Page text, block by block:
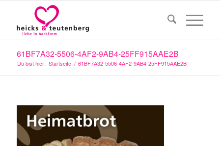
61BF7A32-5506-4AF2-9AB4-25FF915AAE2B
Du bist hier: Startseite / 61BF7A32-5506-4AF2-9AB4-25FF915AAE2B